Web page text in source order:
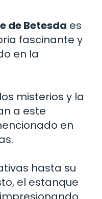
de Betesda es
fascinante y
en la
misterios y la
a este
en
hasta su
el estanque